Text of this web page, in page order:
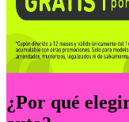
¿Por qué